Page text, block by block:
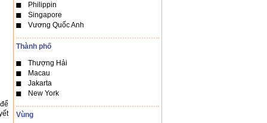
Philippin
Singapore
Vương Quốc Anh
Thành phố
Thượng Hải
Macau
Jakarta
New York
Vùng